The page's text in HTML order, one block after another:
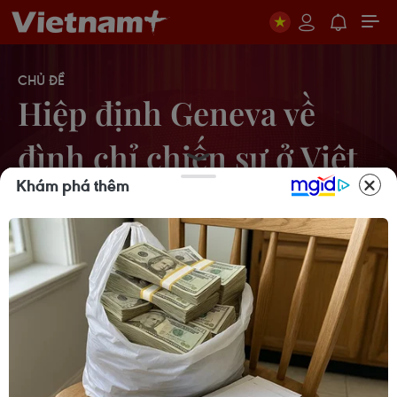
CHỦ ĐỀ
Hiệp định Geneva về
đình chỉ chiến sự ở Việt
Nam
Kỷ niệm 70 năm Hiệp định Geneva và
Chuyến tàu tập kết
01/09/2024 22:51
Khám phá thêm